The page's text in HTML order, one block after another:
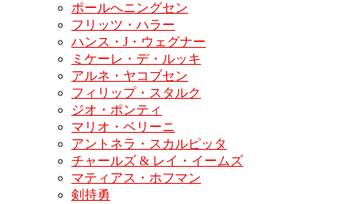
ポールへニングセン
フリッツ・ハラー
ハンス・J・ウェグナー
ミケーレ・デ・ルッキ
アルネ・ヤコブセン
フィリップ・スタルク
ジオ・ポンティ
マリオ・ベリーニ
アントネラ・スカルピッタ
チャールズ & レイ・イームズ
マティアス・ホフマン
剣持勇